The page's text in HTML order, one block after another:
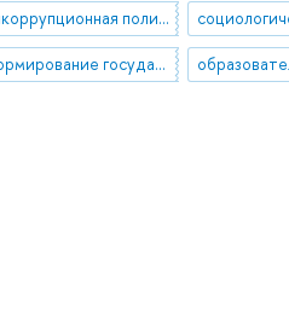
антикоррупционная политика
реформирование государственной гражданской службы